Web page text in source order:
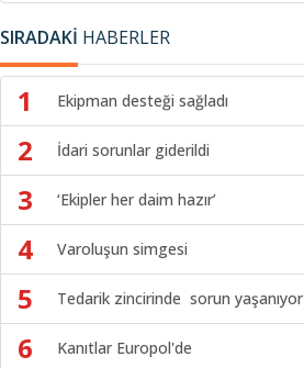
SIRADAKİ HABERLER
1 Ekipman desteği sağladı
2 İdari sorunlar giderildi
3 ‘Ekipler her daim hazır’
4 Varoluşun simgesi
5 Tedarik zincirinde sorun yaşanıyor
6 Kanıtlar Europol'de